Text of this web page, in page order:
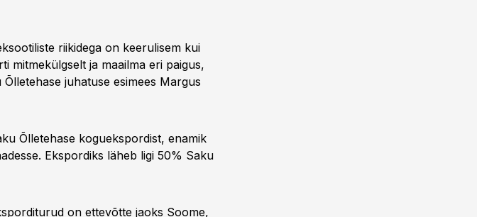
riikidega on keerulisem kui
mitmekülgselt ja maailma eri paigus,
juhatuse esimees Margus
Õlletehase koguekspordist, enamik
Ekspordiks läheb ligi 50% Saku
on ettevõtte jaoks Soome,